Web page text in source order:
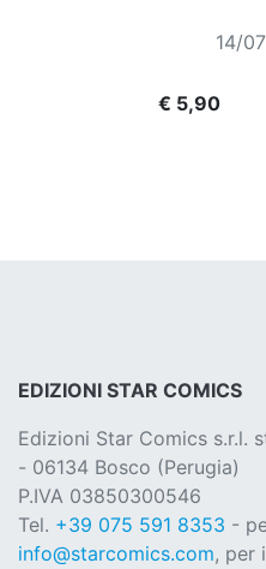
14/
€ 5,90
EDIZIONI STAR COMICS
Edizioni Star Comics s.r.l.
- 06134 Bosco (Perugia)
P.IVA 03850300546
Tel. +39 075 591 8353 -
info@starcomics.com, per